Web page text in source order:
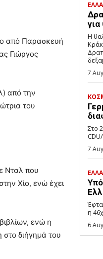
από Παρασκευή
Γιώργος
από την
του
Νταλ που
Χίο, ενώ έχει
ενώ η
διήγημά του
Η
7
Στο
7
η
6